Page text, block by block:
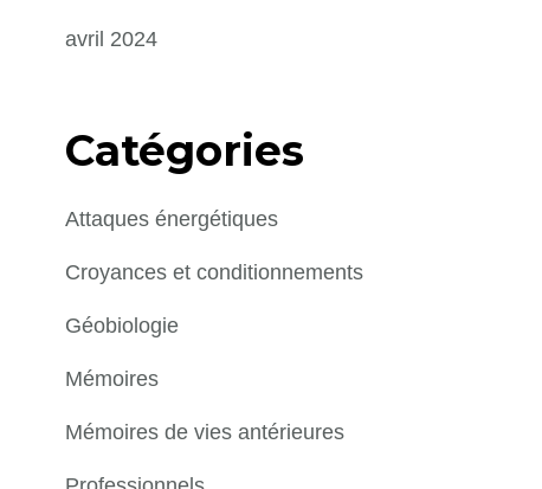
avril 2024
Catégories
Attaques énergétiques
Croyances et conditionnements
Géobiologie
Mémoires
Mémoires de vies antérieures